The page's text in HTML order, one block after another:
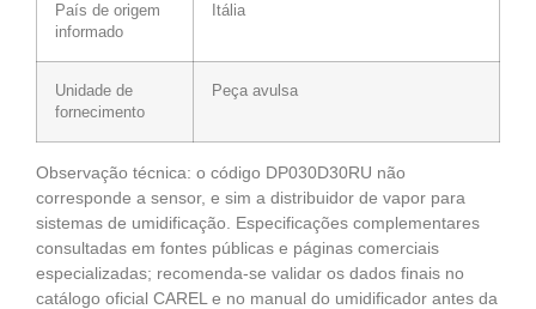
País de origem
informado
Itália
Unidade de
fornecimento
Peça avulsa
Observação técnica: o código DP030D30RU não
corresponde a sensor, e sim a distribuidor de vapor para
sistemas de umidificação. Especificações complementares
consultadas em fontes públicas e páginas comerciais
especializadas; recomenda-se validar os dados finais no
catálogo oficial CAREL e no manual do umidificador antes da